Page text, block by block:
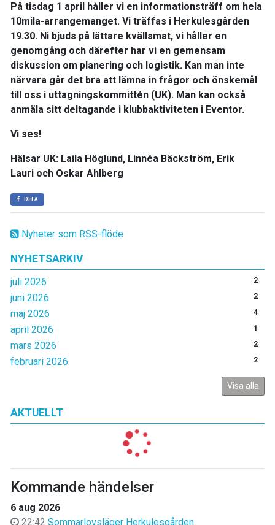
Nyheter som RSS-flöde
NYHETSARKIV
juli 2026 2
juni 2026 2
maj 2026 4
april 2026 1
mars 2026 2
februari 2026 2
Visa alla
AKTUELLT
Kommande händelser
6 aug 2026
22:42 Sommarlovsläger Herkulesgården
På tisdag 1 april håller vi en informationsträff om hela
10mila-arrangemanget. Vi träffas i Herkulesgården
19.30. Ni bjuds på lättare kvällsmat, vi håller en
genomgång och därefter har vi en gemensam
diskussion om planering och logistik. Kan man inte
närvara går det bra att lämna in frågor och önskemål
till oss i uttagningskommittén (UK). Man kan också
anmäla sitt deltagande i klubbaktiviteten i Eventor.
Vi ses!
Hälsar UK: Laila Höglund, Linnéa Bäckström, Erik
Lauri och Oskar Ahlberg
DELA